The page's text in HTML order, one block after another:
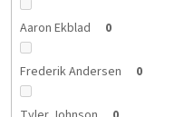
Aaron Ekblad 0
Frederik Andersen 0